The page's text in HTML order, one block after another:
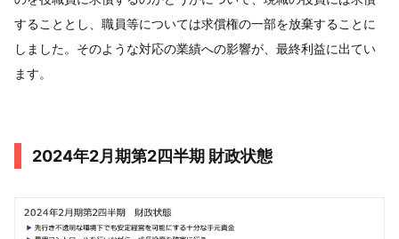
することとし、職員等については求償権の一部を放棄することに
しました。そのような対応の業績への影響が、最終利益に出てい
ます。
2024年2月期第2四半期 財政状態